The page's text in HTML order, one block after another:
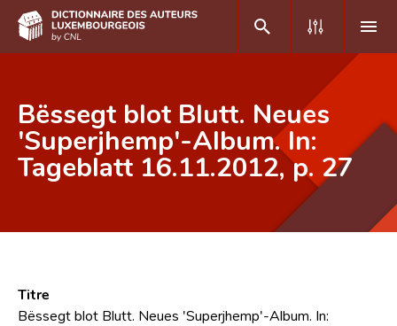
DE FR
Accueil
Recherche avancée
CNL
Bëssegt blot Blutt. Neues
'Superjhemp'-Album. In:
Tageblatt 16.11.2012, p. 27
Titre
Bëssegt blot Blutt. Neues 'Superjhemp'-Album. In: